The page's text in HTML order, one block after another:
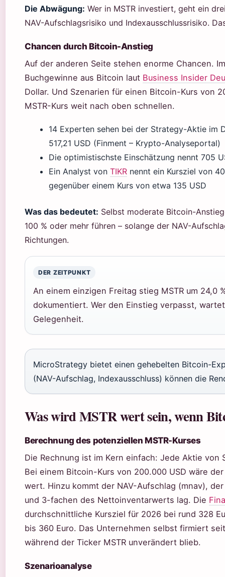
Die Abwägung: Wer in MSTR investiert, geht ein
NAV-Aufschlagsrisiko und Indexausschlussrisiko.
Chancen durch Bitcoin-Anstieg
Auf der anderen Seite stehen enorme Chancen.
Buchgewinne aus Bitcoin laut Business Insider
Dollar. Und Szenarien für einen Bitcoin-Kurs von
MSTR-Kurs weit nach oben schnellen.
14 Experten sehen bei der Strategy-Aktie im
517,21 USD (Finment – Krypto-Analyseportal)
Die optimistischste Einschätzung nennt 705
Ein Analyst von TIKR nennt ein Kursziel von
gegenüber einem Kurs von etwa 135 USD
Was das bedeutet: Selbst moderate Bitcoin-
100 % oder mehr führen – solange der NAV-
Richtungen.
DER ZEITPUNKT
An einem einzigen Freitag stieg MSTR um 24,0
dokumentiert. Wer den Einstieg verpasst,
Gelegenheit.
MicroStrategy bietet einen gehebelten Bitcoin-
(NAV-Aufschlag, Indexausschluss) können die
Was wird MSTR wert sein, wenn
Berechnung des potenziellen MSTR-Kurses
Die Rechnung ist im Kern einfach: Jede Aktie
Bei einem Bitcoin-Kurs von 200.000 USD wäre
wert. Hinzu kommt der NAV-Aufschlag (mnav),
und 3-fachen des Nettoinventarwerts lag. Die
durchschnittliche Kursziel für 2026 bei rund 328
bis 360 Euro. Das Unternehmen selbst firmiert
während der Ticker MSTR unverändert blieb.
Szenarioanalyse